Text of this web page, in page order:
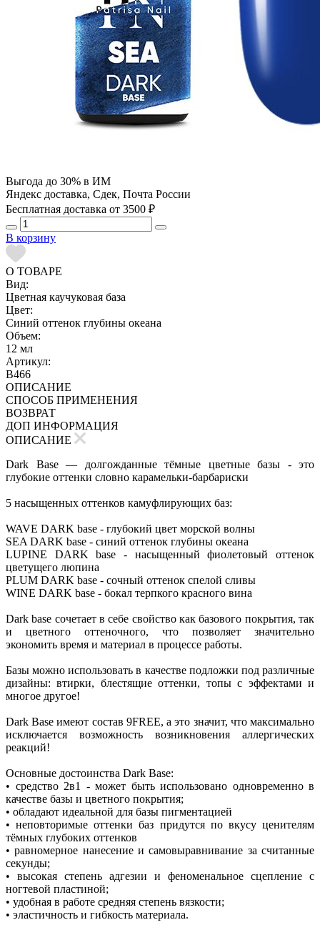
Выгода до 30% в ИМ
Яндекс доставка, Сдек, Почта России
Бесплатная доставка от 3500 ₽
В корзину
О ТОВАРЕ
Вид:
Цветная каучуковая база
Цвет:
Синий оттенок глубины океана
Объем:
12 мл
Артикул:
B466
ОПИСАНИЕ
СПОСОБ ПРИМЕНЕНИЯ
ВОЗВРАТ
ДОП ИНФОРМАЦИЯ
ОПИСАНИЕ
Dark Base — долгожданные тёмные цветные базы - это
глубокие оттенки словно карамельки-барбариски
5 насыщенных оттенков камуфлирующих баз:
WAVE DARK base - глубокий цвет морской волны
SEA DARK base - синий оттенок глубины океана
LUPINE DARK base - насыщенный фиолетовый оттенок
цветущего люпина
PLUM DARK base - сочный оттенок спелой сливы
WINE DARK base - бокал терпкого красного вина
Dark base сочетает в себе свойство как базового покрытия, так
и цветного оттеночного, что позволяет значительно
экономить время и материал в процессе работы.
Базы можно использовать в качестве подложки под различные
дизайны: втирки, блестящие оттенки, топы с эффектами и
многое другое!
Dark Base имеют состав 9FREE, а это значит, что максимально
исключается возможность возникновения аллергических
реакций!
Основные достоинства Dark Base:
• средство 2в1 - может быть использовано одновременно в
качестве базы и цветного покрытия;
• обладают идеальной для базы пигментацией
• неповторимые оттенки баз придутся по вкусу ценителям
тёмных глубоких оттенков
• равномерное нанесение и самовыравнивание за считанные
секунды;
• высокая степень адгезии и феноменальное сцепление с
ногтевой пластиной;
• удобная в работе средняя степень вязкости;
• эластичность и гибкость материала.